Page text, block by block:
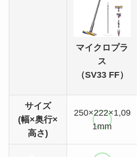
マイクロプラ
ス
（SV33 FF）
サイズ
(幅×奥行×
高さ)
250×222×1,09
1mm